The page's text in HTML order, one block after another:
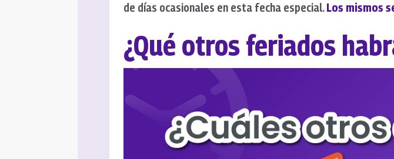
de días ocasionales en esta fecha especial.Los mismos
¿Qué otros feriados